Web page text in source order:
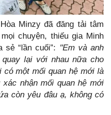
Minzy đã đăng tải tâm
chuyện, thiếu gia Minh
sẻ “lần cuối”: "Em và anh
lại với nhau nữa cho
một mối quan hệ mới là
nhận mối quan hệ mới
còn yêu đâu ạ, không có